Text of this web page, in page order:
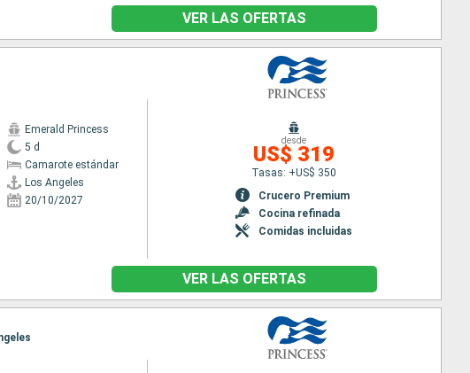
VER LAS OFERTAS
Emerald Princess
5 d
Camarote estándar
Los Angeles
20/10/2027
desde
US$ 319
Tasas: +US$ 350
Crucero Premium
Cocina refinada
Comidas incluidas
VER LAS OFERTAS